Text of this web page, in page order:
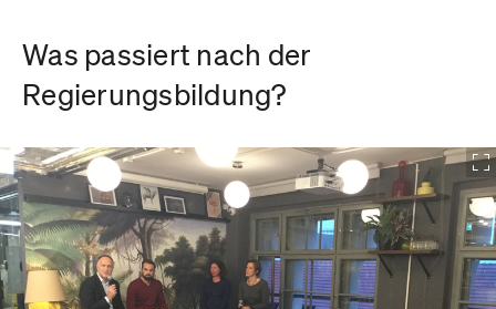
Was passiert nach der
Regierungsbildung?